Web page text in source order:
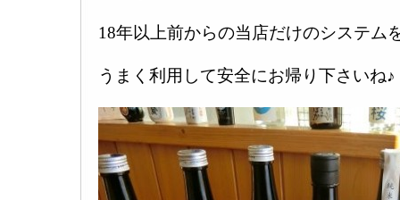
18年以上前からの当店だけのシステム
うまく利用して安全にお帰り下さいね♪